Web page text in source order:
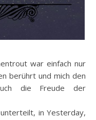
war einfach nur
berührt und mich den
die Freude der
in Yesterday,